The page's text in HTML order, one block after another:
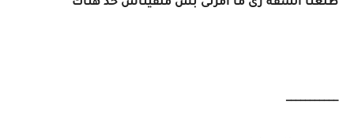
طلعنا الشقه زى ما امرتى بس ملقيناش حد هناك
___________